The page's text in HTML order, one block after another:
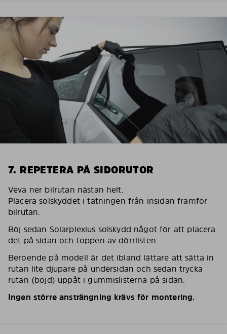
7. REPETERA PÅ SIDORUTOR
Veva ner bilrutan nästan helt.
Placera solskyddet i tätningen från insidan framför
bilrutan.
Böj sedan Solarplexius solskydd något för att placera
det på sidan och toppen av dörrlisten.
Beroende på modell är det ibland lättare att sätta in
rutan lite djupare på undersidan och sedan trycka
rutan (böjd) uppåt i gummislisterna på sidan.
Ingen större ansträngning krävs för montering.